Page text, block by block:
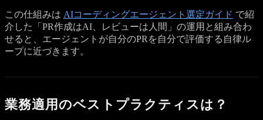
この仕組みは AIコーディングエージェント選定ガイド で紹
介した「PR作成はAI、レビューは人間」の運用と組み合わ
せると、エージェントが自分のPRを自分で評価する自律ル
ープに近づきます。
業務適用のベストプラクティスは？